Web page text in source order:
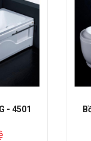
TG - 4102
hệ